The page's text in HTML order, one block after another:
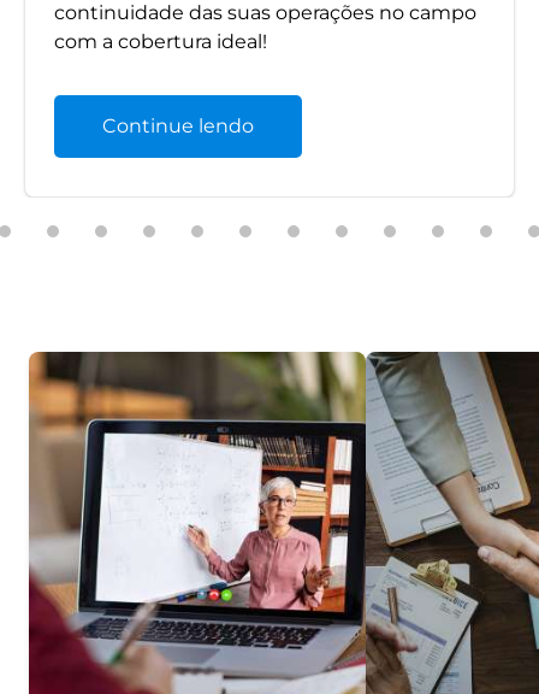
continuidade das suas operações no campo
com a cobertura ideal!
Continue lendo